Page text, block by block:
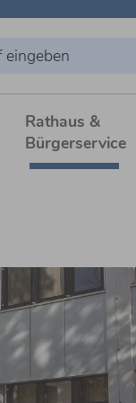
Rathaus &
Bürgerservice